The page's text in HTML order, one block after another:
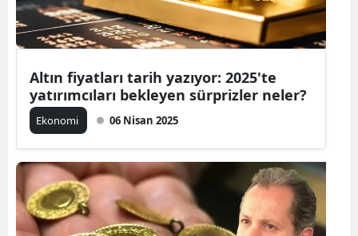
Altın fiyatları tarih yazıyor: 2025'te
yatırımcıları bekleyen sürprizler neler?
Ekonomi 06 Nisan 2025